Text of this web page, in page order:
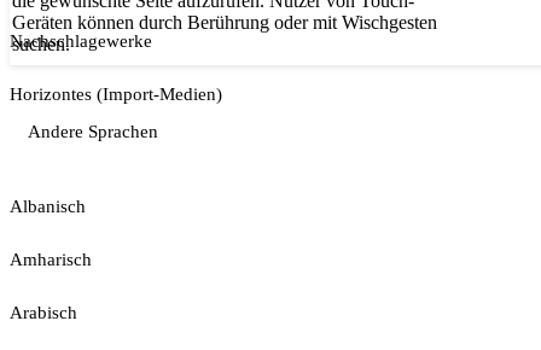
Geräten können durch Berührung oder mit Wischgesten
suchen.
Nachschlagewerke
Horizontes (Import-Medien)
Andere Sprachen
Albanisch
Amharisch
Arabisch